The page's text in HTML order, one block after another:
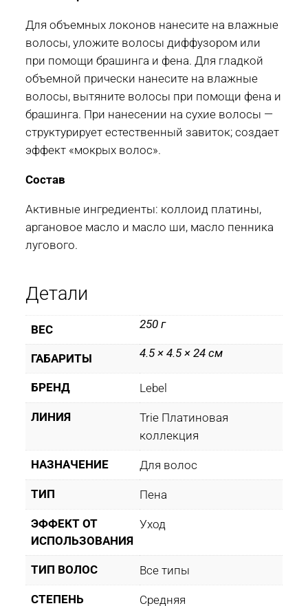
Для объемных локонов нанесите на влажные
волосы, уложите волосы диффузором или
при помощи брашинга и фена. Для гладкой
объемной прически нанесите на влажные
волосы, вытяните волосы при помощи фена и
брашинга. При нанесении на сухие волосы —
структурирует естественный завиток; создает
эффект «мокрых волос».
Состав
Активные ингредиенты: коллоид платины,
аргановое масло и масло ши, масло пенника
лугового.
Детали
ВЕС 250 г
ГАБАРИТЫ 4.5 × 4.5 × 24 см
БРЕНД Lebel
ЛИНИЯ
Trie Платиновая
коллекция
НАЗНАЧЕНИЕ Для волос
ТИП Пена
ЭФФЕКТ ОТ
ИСПОЛЬЗОВАНИЯ
Уход
ТИП ВОЛОС Все типы
СТЕПЕНЬ Средняя